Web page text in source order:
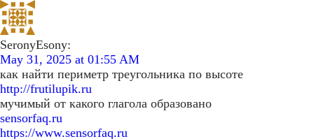
SeronyEsony:
May 31, 2025 at 01:55 AM
как найти периметр треугольника по высоте
http://frutilupik.ru
мучимый от какого глагола образовано
sensorfaq.ru
https://www.sensorfaq.ru